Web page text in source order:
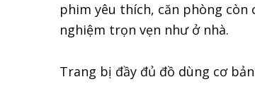
phim yêu thích, căn phòng còn
nghiệm trọn vẹn như ở nhà.
Trang bị đầy đủ đồ dùng cơ